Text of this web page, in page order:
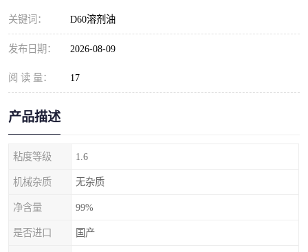
关键词： D60溶剂油
发布日期： 2026-08-09
阅 读 量： 17
产品描述
粘度等级 1.6
机械杂质 无杂质
净含量 99%
是否进口 国产